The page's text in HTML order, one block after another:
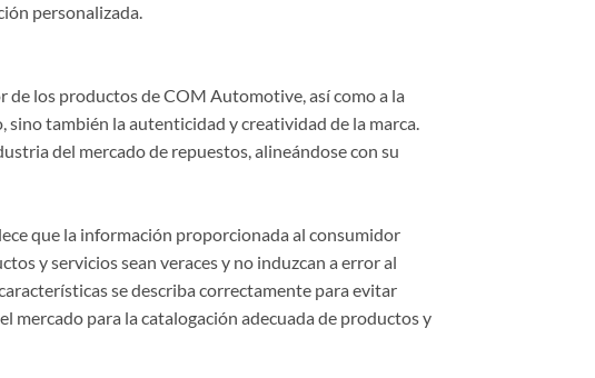
personalizada.
de los productos de COM Automotive, así como a la
también la autenticidad y creatividad de la marca.
del mercado de repuestos, alineándose con su
que la información proporcionada al consumidor
y servicios sean veraces y no induzcan a error al
se describa correctamente para evitar
mercado para la catalogación adecuada de productos y